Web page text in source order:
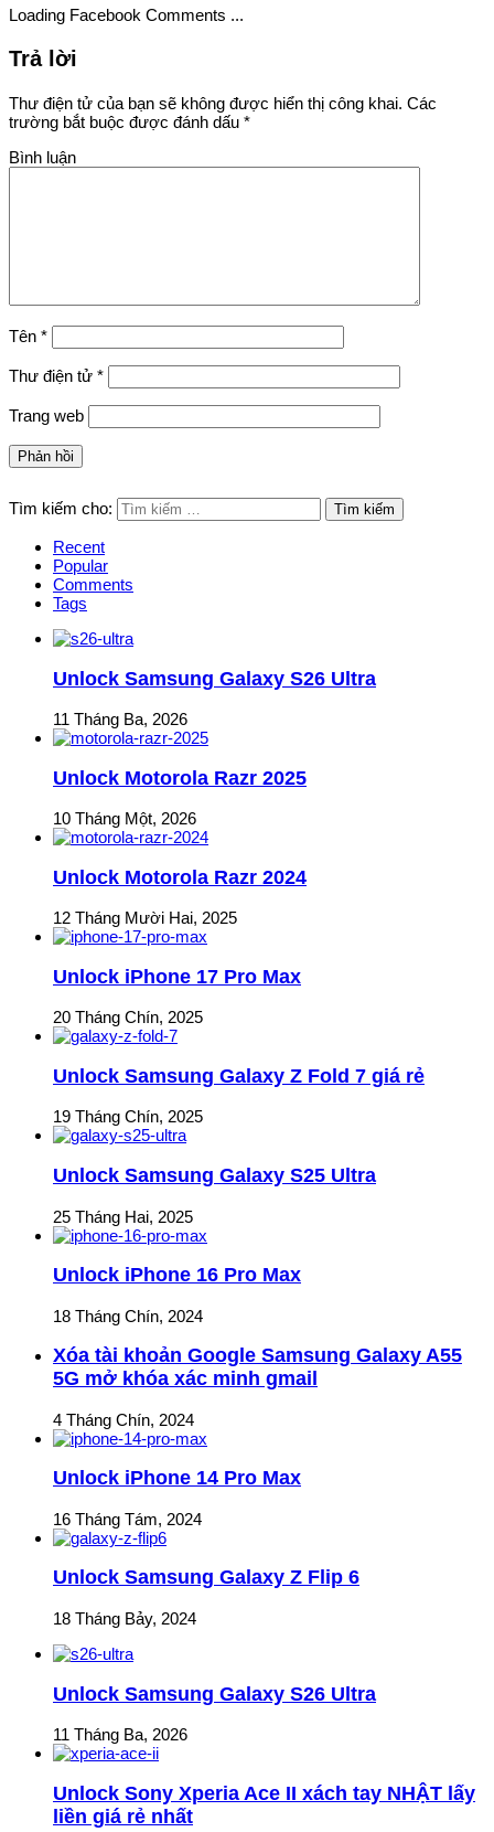
Loading Facebook Comments ...
Trả lời
Thư điện tử của bạn sẽ không được hiển thị công khai. Các
trường bắt buộc được đánh dấu *
Bình luận
Tên *
Thư điện tử *
Trang web
Tìm kiếm cho:
Recent
Popular
Comments
Tags
Unlock Samsung Galaxy S26 Ultra
11 Tháng Ba, 2026
Unlock Motorola Razr 2025
10 Tháng Một, 2026
Unlock Motorola Razr 2024
12 Tháng Mười Hai, 2025
Unlock iPhone 17 Pro Max
20 Tháng Chín, 2025
Unlock Samsung Galaxy Z Fold 7 giá rẻ
19 Tháng Chín, 2025
Unlock Samsung Galaxy S25 Ultra
25 Tháng Hai, 2025
Unlock iPhone 16 Pro Max
18 Tháng Chín, 2024
Xóa tài khoản Google Samsung Galaxy A55
5G mở khóa xác minh gmail
4 Tháng Chín, 2024
Unlock iPhone 14 Pro Max
16 Tháng Tám, 2024
Unlock Samsung Galaxy Z Flip 6
18 Tháng Bảy, 2024
Unlock Samsung Galaxy S26 Ultra
11 Tháng Ba, 2026
Unlock Sony Xperia Ace II xách tay NHẬT lấy
liền giá rẻ nhất